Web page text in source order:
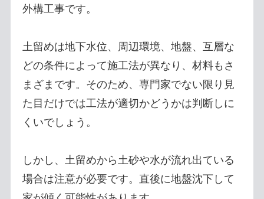
外構工事です。
土留めは地下水位、周辺環境、地盤、互層な
どの条件によって施工法が異なり、材料もさ
まざまです。そのため、専門家でない限り見
た目だけでは工法が適切かどうかは判断しに
くいでしょう。
しかし、土留めから土砂や水が流れ出ている
場合は注意が必要です。直後に地盤沈下して